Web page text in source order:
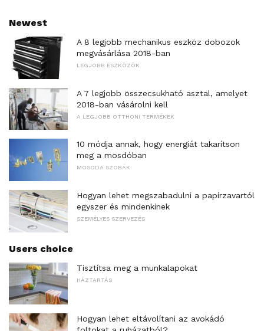
Newest
A 8 legjobb mechanikus eszköz dobozok
megvásárlása 2018-ban
LEGJOBB ESZKÖZÖK
A 7 legjobb összecsukható asztal, amelyet
2018-ban vásárolni kell
A LEGJOBB OTTHONI TERMÉKEK
10 módja annak, hogy energiát takarítson
meg a mosdóban
MOSODA SZOBÁK
Hogyan lehet megszabadulni a papírzavartól
egyszer és mindenkinek
SZEMÉLYES SZERVEZÉS
Users choice
Tisztítsa meg a munkalapokat
HÁZTARTÁS
Hogyan lehet eltávolítani az avokádó